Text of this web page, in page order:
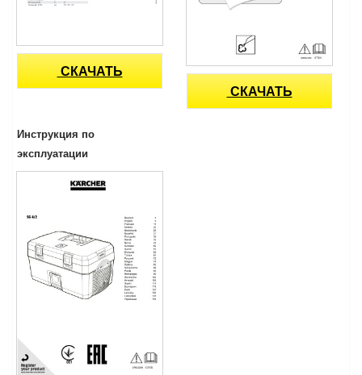
СКАЧАТЬ
СКАЧАТЬ
Инструкция по
эксплуатации